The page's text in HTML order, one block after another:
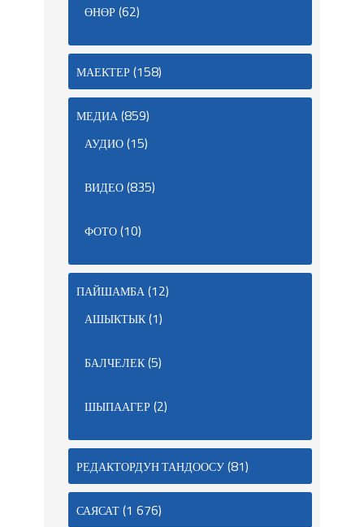
ӨНӨР(62)
МАЕКТЕР(158)
МЕДИА(859)
АУДИО(15)
ВИДЕО(835)
ФОТО(10)
ПАЙШАМБА(12)
АШЫКТЫК(1)
БАЛЧЕЛЕК(5)
ШЫПААГЕР(2)
РЕДАКТОРДУН ТАНДООСУ(81)
САЯСАТ(1 676)